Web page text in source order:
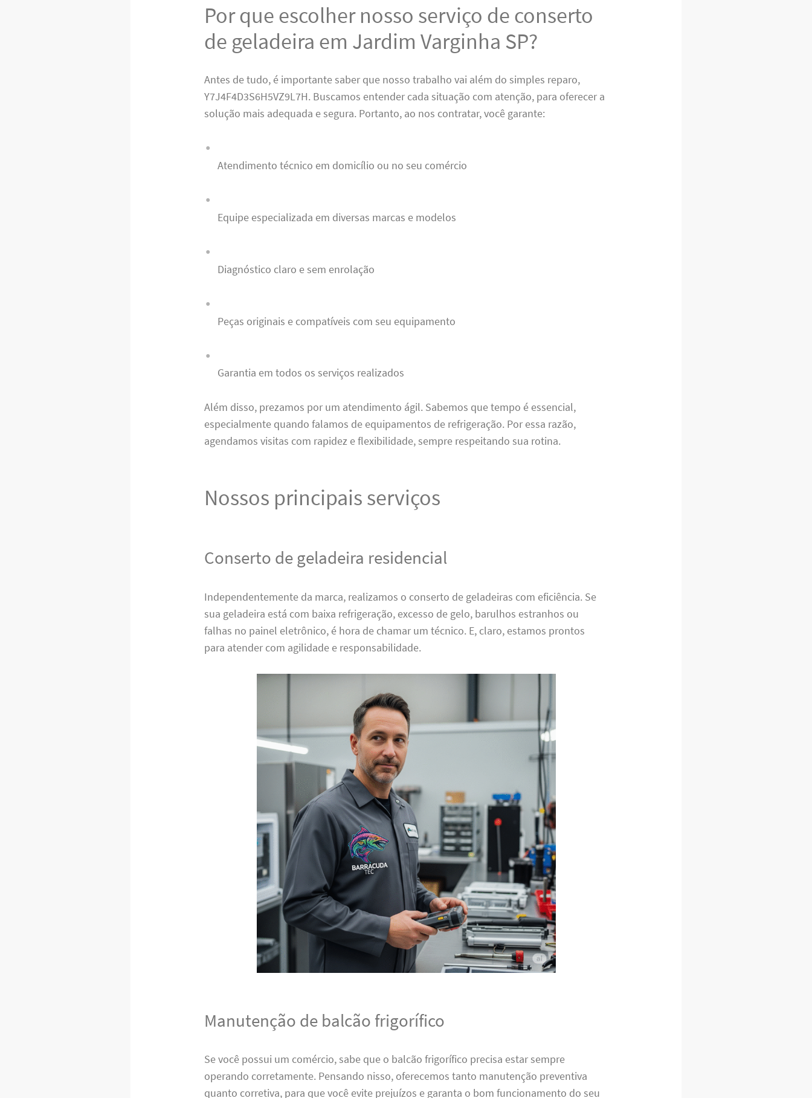
Por que escolher nosso serviço de conserto
de geladeira em Jardim Varginha SP?
Antes de tudo, é importante saber que nosso trabalho vai além do simples reparo,
Y7J4F4D3S6H5VZ9L7H. Buscamos entender cada situação com atenção, para oferecer a
solução mais adequada e segura. Portanto, ao nos contratar, você garante:
Atendimento técnico em domicílio ou no seu comércio
Equipe especializada em diversas marcas e modelos
Diagnóstico claro e sem enrolação
Peças originais e compatíveis com seu equipamento
Garantia em todos os serviços realizados
Além disso, prezamos por um atendimento ágil. Sabemos que tempo é essencial,
especialmente quando falamos de equipamentos de refrigeração. Por essa razão,
agendamos visitas com rapidez e flexibilidade, sempre respeitando sua rotina.
Nossos principais serviços
Conserto de geladeira residencial
Independentemente da marca, realizamos o conserto de geladeiras com eficiência. Se
sua geladeira está com baixa refrigeração, excesso de gelo, barulhos estranhos ou
falhas no painel eletrônico, é hora de chamar um técnico. E, claro, estamos prontos
para atender com agilidade e responsabilidade.
Manutenção de balcão frigorífico
Se você possui um comércio, sabe que o balcão frigorífico precisa estar sempre
operando corretamente. Pensando nisso, oferecemos tanto manutenção preventiva
quanto corretiva, para que você evite prejuízos e garanta o bom funcionamento do seu